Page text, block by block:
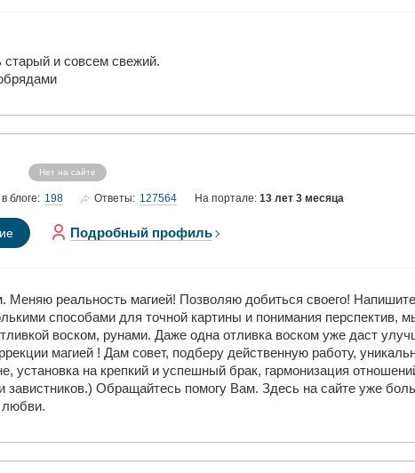
старый и совсем свежий.
Нет на сайте
в блоге: 198 Ответы: 127564 На портале: 13 лет 3 месяца
Подробный профиль
Меняю реальность магией! Позволяю добиться своего!
способами для точной картины и понимания перспектив,
воском, рунами. Даже одна отливка воском уже даст
магией ! Дам совет, подберу действенную работу,
установка на крепкий и успешный брак, гармонизация
завистников.) Обращайтесь помогу Вам. Здесь на сайте уже